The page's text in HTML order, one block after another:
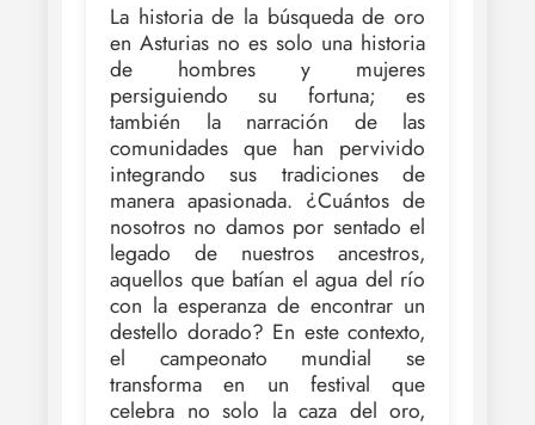
La historia de la búsqueda de oro
en Asturias no es solo una historia
de hombres y mujeres
persiguiendo su fortuna; es
también la narración de las
comunidades que han pervivido
integrando sus tradiciones de
manera apasionada. ¿Cuántos de
nosotros no damos por sentado el
legado de nuestros ancestros,
aquellos que batían el agua del río
con la esperanza de encontrar un
destello dorado? En este contexto,
el campeonato mundial se
transforma en un festival que
celebra no solo la caza del oro,